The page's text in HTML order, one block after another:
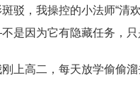
驳，我操控的小法师“清
是因为它有隐藏任务，只
上高二，每天放学偷偷